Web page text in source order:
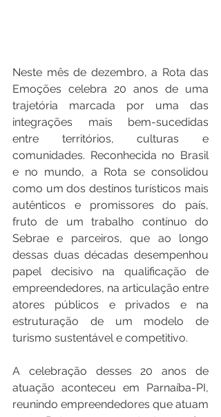
Neste mês de dezembro, a Rota das
Emoções celebra 20 anos de uma
trajetória marcada por uma das
integrações mais bem-sucedidas
entre territórios, culturas e
comunidades. Reconhecida no Brasil
e no mundo, a Rota se consolidou
como um dos destinos turísticos mais
autênticos e promissores do país,
fruto de um trabalho contínuo do
Sebrae e parceiros, que ao longo
dessas duas décadas desempenhou
papel decisivo na qualificação de
empreendedores, na articulação entre
atores públicos e privados e na
estruturação de um modelo de
turismo sustentável e competitivo.
A celebração desses 20 anos de
atuação aconteceu em Parnaíba-PI,
reunindo empreendedores que atuam